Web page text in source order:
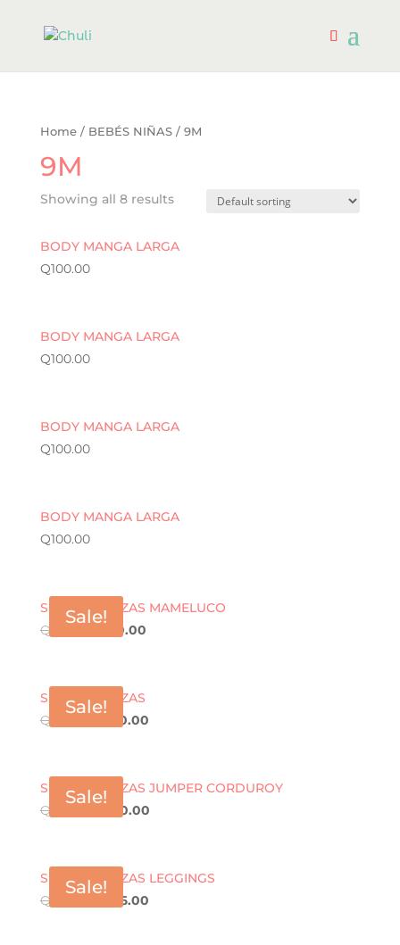
Home/ BEBÉS NIÑAS/ 9M
9M
Showing all 8 results
BODY MANGA LARGA
Q100.00
BODY MANGA LARGA
Q100.00
BODY MANGA LARGA
Q100.00
BODY MANGA LARGA
Q100.00
Sale!
SET DE 2 PIEZAS MAMELUCO
Q
100.00
Sale!
SET DE 3 PIEZAS
Q
210.00
Sale!
SET DE 3 PIEZAS JUMPER CORDUROY
Q
190.00
Sale!
SET DE 3 PIEZAS LEGGINGS
Q
196.00